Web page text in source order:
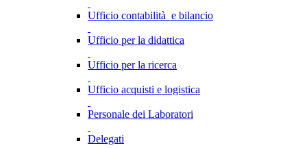
Ufficio contabilità e bilancio
Ufficio per la didattica
Ufficio per la ricerca
Ufficio acquisti e logistica
Personale dei Laboratori
Delegati